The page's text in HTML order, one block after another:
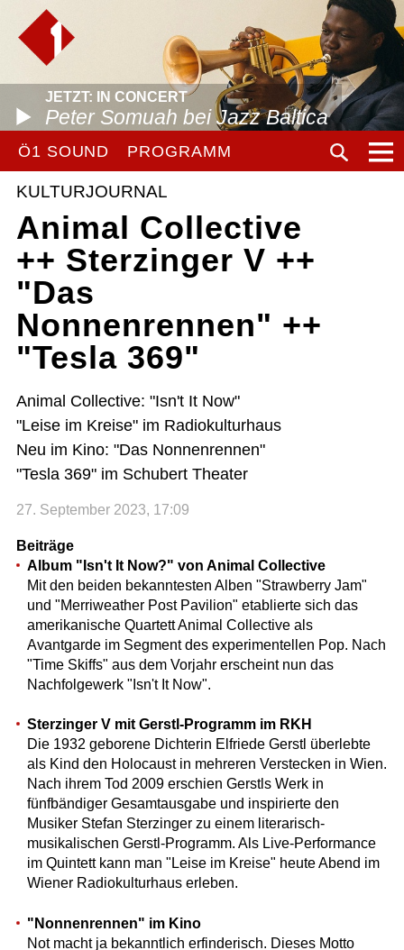
JETZT: IN CONCERT
Peter Somuah bei Jazz Baltica
Ö1 SOUND PROGRAMM
KULTURJOURNAL
Animal Collective
++ Sterzinger V ++
"Das
Nonnenrennen" ++
"Tesla 369"
Animal Collective: "Isn't It Now"
"Leise im Kreise" im Radiokulturhaus
Neu im Kino: "Das Nonnenrennen"
"Tesla 369" im Schubert Theater
27. September 2023, 17:09
Beiträge
Album "Isn't It Now?" von Animal Collective
Mit den beiden bekanntesten Alben "Strawberry Jam"
und "Merriweather Post Pavilion" etablierte sich das
amerikanische Quartett Animal Collective als
Avantgarde im Segment des experimentellen Pop. Nach
"Time Skiffs" aus dem Vorjahr erscheint nun das
Nachfolgewerk "Isn't It Now".
Sterzinger V mit Gerstl-Programm im RKH
Die 1932 geborene Dichterin Elfriede Gerstl überlebte
als Kind den Holocaust in mehreren Verstecken in Wien.
Nach ihrem Tod 2009 erschien Gerstls Werk in
fünfbändiger Gesamtausgabe und inspirierte den
Musiker Stefan Sterzinger zu einem literarisch-
musikalischen Gerstl-Programm. Als Live-Performance
im Quintett kann man "Leise im Kreise" heute Abend im
Wiener Radiokulturhaus erleben.
"Nonnenrennen" im Kino
Not macht ja bekanntlich erfinderisch. Dieses Motto